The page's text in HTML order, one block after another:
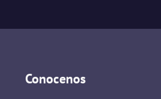
Conocenos